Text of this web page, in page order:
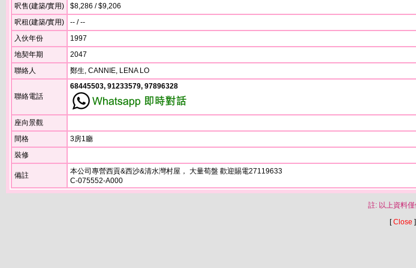
呎售(建築/實用)
$8,286 / $9,206
呎租(建築/實用)
-- / --
入伙年份
1997
地契年期
2047
聯絡人
鄭生, CANNIE, LENA LO
聯絡電話
68445503, 91233579, 97896328
座向景觀
間格
3房1廳
裝修
備註
本公司專營西貢&西沙&清水灣村屋， 大量荀盤 歡迎賜電27119633
C-075552-A000
註: 以上資料
[Close ]